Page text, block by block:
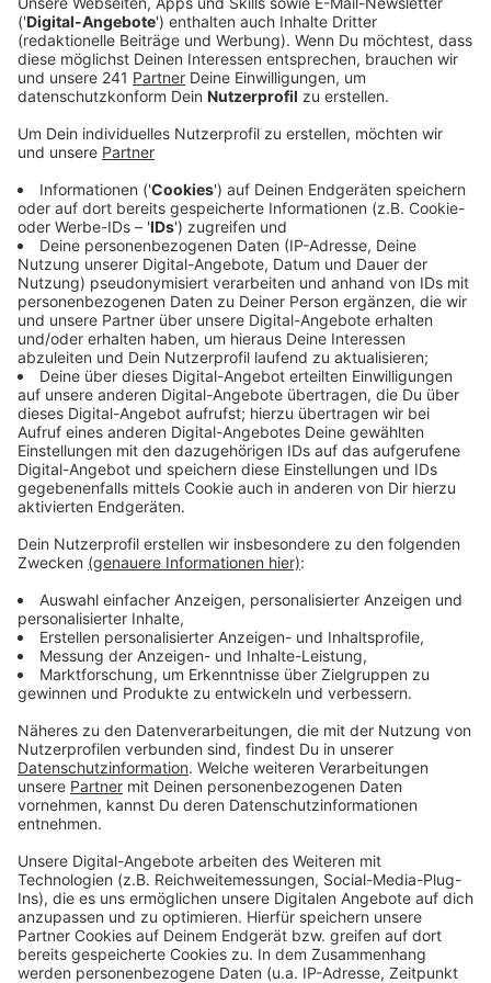
Veröffentlicht:Montag, 27.11.2023 06:43
Anzeige
Die durchschnittliche Zahl von Krankenscheinen
wegen psychischer Erkrankungen bei uns in der Stadt
liegt bei 2,25 und damit nur knapp unter dem
Durchschnitt im Rheinland. Und der erreicht aktuell
einen neuen Negativrekord. Die Anzahl der
Krankenscheine für Atemwegserkrankungen oder
Magen-Darm zum Beispiel sind dabei laut AOK nur
geringfügig verändert. Der Anteil der Krankenscheine
wegen seelischer Leiden hingegen hat sich in den
vergangenen zehn Jahren nahezu verdoppelt. Die AOK
sieht darin jedoch auch etwas Positives: Psychische
Erkrankungen sind für die jüngere Generation kein Tabu
mehr. Die Bereitschaft, sich Unterstützung zu suchen,
ist bei jungen Menschen sehr hoch.
Anzeige
Weitere Meldungen aus Leverkusen
Anzeige
Dach für neue Leverkusener Sporthalle wird
geschlossen
Leverkusener Winterdienst ist vorbereitet
Anzeige